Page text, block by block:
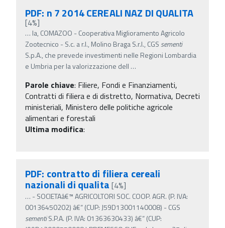
PDF: n 7 2014 CEREALI NAZ DI QUALITA
[4%]
… la, COMAZOO - Cooperativa Miglioramento Agricolo
Zootecnico - S.c. a r.l., Molino Braga S.r.l., CGS sementi
S.p.A., che prevede investimenti nelle Regioni Lombardia
e Umbria per la valorizzazione dell …
Parole chiave: Filiere, Fondi e Finanziamenti,
Contratti di filiera e di distretto, Normativa, Decreti
ministeriali, Ministero delle politiche agricole
alimentari e forestali
Ultima modifica:
PDF: contratto di filiera cereali
nazionali di qualita [4%]
… - SOCIETAâ€™ AGRICOLTORI SOC. COOP. AGR. (P. IVA:
00136450202) â€“ (CUP: J59D13001140008) - CGS
sementiS.P.A. (P. IVA: 01363630433) â€“ (CUP: